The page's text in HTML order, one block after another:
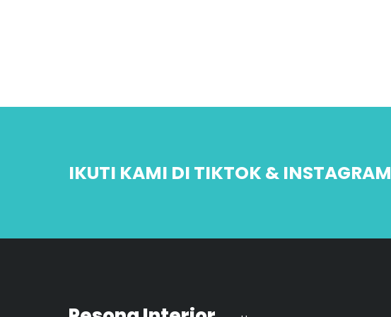
IKUTI KAMI DI TIKTOK & INSTAGRAM